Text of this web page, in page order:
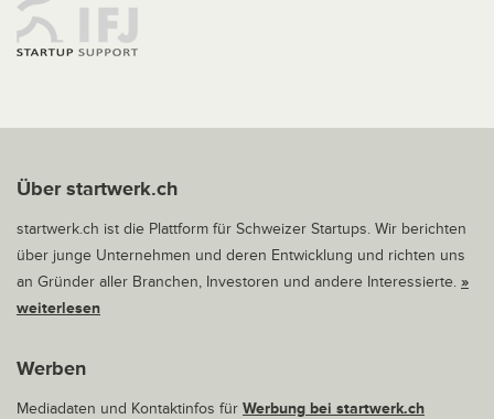
Über startwerk.ch
startwerk.ch ist die Plattform für Schweizer Startups. Wir berichten
über junge Unternehmen und deren Entwicklung und richten uns
an Gründer aller Branchen, Investoren und andere Interessierte. »
weiterlesen
Werben
Mediadaten und Kontaktinfos für Werbung bei startwerk.ch